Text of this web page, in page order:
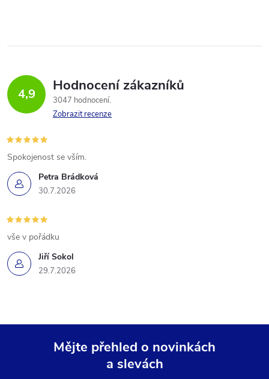
4,9 Hodnocení zákazníků
3047 hodnocení
Zobrazit recenze
Petra Brádková
30.7.2026
Spokojenost se vším.
Jiří Sokol
29.7.2026
vše v pořádku
Mějte přehled o novinkách
a slevách